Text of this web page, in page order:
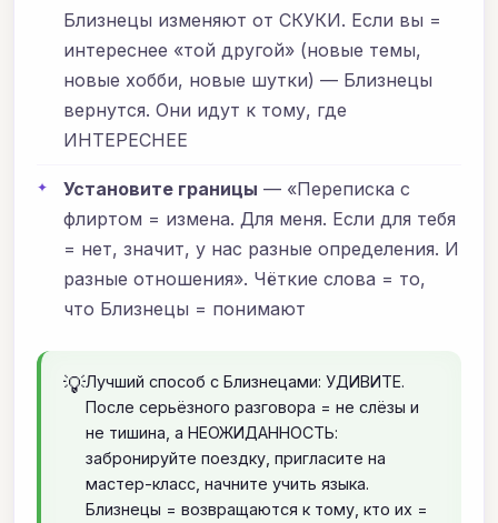
Близнецы изменяют от СКУКИ. Если вы =
интереснее «той другой» (новые темы,
новые хобби, новые шутки) — Близнецы
вернутся. Они идут к тому, где
ИНТЕРЕСНЕЕ
Установите границы — «Переписка с
флиртом = измена. Для меня. Если для тебя
= нет, значит, у нас разные определения. И
разные отношения». Чёткие слова = то,
что Близнецы = понимают
💡Лучший способ с Близнецами: УДИВИТЕ.
После серьёзного разговора = не слёзы и
не тишина, а НЕОЖИДАННОСТЬ:
забронируйте поездку, пригласите на
мастер-класс, начните учить языка.
Близнецы = возвращаются к тому, кто их =